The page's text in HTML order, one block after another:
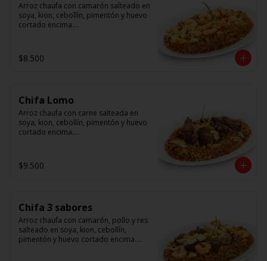
Arroz chaufa con camarón salteado en
soya, kion, cebollín, pimentón y huevo
cortado encima.
soya, cebollín, tomate y cebolla
morada.
$8.500
Chifa Lomo
Arroz chaufa con carne salteada en
soya, kion, cebollín, pimentón y huevo
cortado encima.
cebollín, tomate y cebolla morada.
$9.500
Chifa 3 sabores
Arroz chaufa con camarón, pollo y res
salteado en soya, kion, cebollín,
pimentón y huevo cortado encima.